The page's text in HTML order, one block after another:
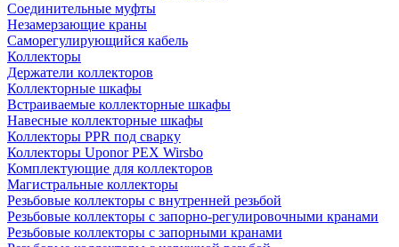
Соединительные муфты
Незамерзающие краны
Саморегулирующийся кабель
Коллекторы
Держатели коллекторов
Коллекторные шкафы
Встраиваемые коллекторные шкафы
Навесные коллекторные шкафы
Коллекторы PPR под сварку
Коллекторы Uponor PEX Wirsbo
Комплектующие для коллекторов
Магистральные коллекторы
Резьбовые коллекторы с внутренней резьбой
Резьбовые коллекторы с запорно-регулировочными кранами
Резьбовые коллекторы с запорными кранами